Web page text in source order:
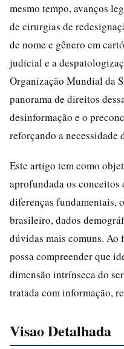
mesmo tempo, avanços
de cirurgias de
de nome e gênero em
judicial e a
Organização Mundial da
panorama de direitos
desinformação e o
reforçando a
Este artigo tem como
aprofundada os conceitos
diferenças fundamentais,
brasileiro, dados
dúvidas mais comuns. Ao
possa compreender que
dimensão intrínseca do
tratada com informação,
Visao Detalhada